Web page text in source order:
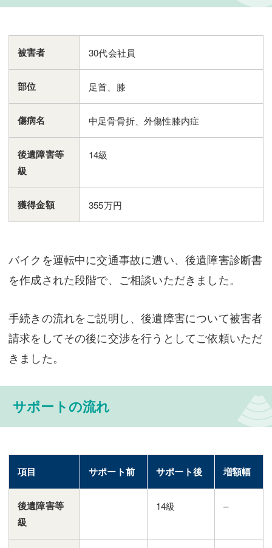
被害者 30代会社員
部位 足首、膝
傷病名 中足骨骨折、外傷性膝内症
後遺障害等
級
14級
獲得金額 355万円
バイクを運転中に交通事故に遭い、後遺障害診断書
を作成された段階で、ご相談いただきました。
手続きの流れをご説明し、後遺障害について被害者
請求をしてその後に交渉を行うとしてご依頼いただ
きました。
サポートの流れ
項目 サポート前 サポート後 増額幅
後遺障害等
級
14級 –